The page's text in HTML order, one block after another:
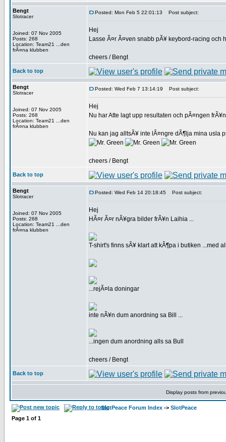
Bengt
Slotracer
Joined: 07 Nov 2005
Posts: 268
Location: Team21 ...den
frÃ¤na klubben
Posted: Mon Feb 5 22:01:13 Post subject:
Hej
Lasse Ã¤r Ã¤ven snabb pÃ¥ keybord-racing
cheers / Bengt
Back to top
Bengt
Slotracer
Joined: 07 Nov 2005
Posts: 268
Location: Team21 ...den
frÃ¤na klubben
Posted: Wed Feb 7 13:14:19 Post subject:
Hej
Nu har Atte lagt upp resultaten och pÃ¤ngen
Nu kan jag alltsÃ¥ inte lÃ¤ngre dÃ¶lja mina usla
cheers / Bengt
Back to top
Bengt
Slotracer
Joined: 07 Nov 2005
Posts: 268
Location: Team21 ...den
frÃ¤na klubben
Posted: Wed Feb 14 20:18:45 Post subject:
Hej
HÃ¤r Ã¤r nÃ¥gra bilder frÃ¥n Laihia ...
T-shirt's finns sÃ¥ klart att kÃ¶pa i butiken ...med
...rejÃ¤la doningar
inte nÃ¥n dum anordning sa Bill ...
...ingen dum anordning alls sa Bull
cheers / Bengt
Back to top
Display posts from
SlotPeace Forum Index -> SlotPeace
Page 1 of 1